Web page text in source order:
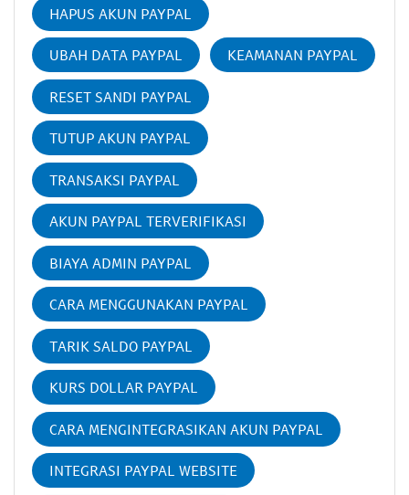
HAPUS AKUN PAYPAL
UBAH DATA PAYPAL KEAMANAN PAYPAL
RESET SANDI PAYPAL
TUTUP AKUN PAYPAL
TRANSAKSI PAYPAL
AKUN PAYPAL TERVERIFIKASI
BIAYA ADMIN PAYPAL
CARA MENGGUNAKAN PAYPAL
TARIK SALDO PAYPAL
KURS DOLLAR PAYPAL
CARA MENGINTEGRASIKAN AKUN PAYPAL
INTEGRASI PAYPAL WEBSITE